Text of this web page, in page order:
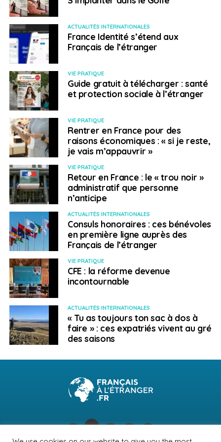
décret ». L’article 3 précise enfin que « les noms des
bénéficiaires du label [seront] regroupés au sein d’un
répertoire public dont les modalités de gestion [seront]
également précisées par décret ».
SUJETS ASSOCIÉS:
SÉNAT
A SUIVRE
École inclusive : 59 élus des Français de l’étranger
appellent à l’amélioration des dispositifs d’aides
NE RATEZ PAS
Résidence de repli : adoptée en première lecture
au Sénat, la proposition de loi fait débat
Laetitia Dive
ACTUALITÉS INTERNATIONALES
France Identité s’étend aux
Français de l’étranger
VIE PRATIQUE
Guide gratuit à télécharger : santé
et protection sociale à l’étranger
VIE PRATIQUE
Rentrer en France pour des
raisons économiques : « si je reste,
je vais m’appauvrir »
VIE PRATIQUE
Retour en France : le « trou noir »
administratif que personne
n’anticipe
ACTUALITÉS INTERNATIONALES
Consuls honoraires : ces bénévoles
en première ligne auprès des
Français de l’étranger
VIE PRATIQUE
CFE : la réforme devenue
incontournable
ACTUALITÉS INTERNATIONALES
« Tu as toujours ton sac à dos à
faire » : ces expatriés vivent au gré
des saisons